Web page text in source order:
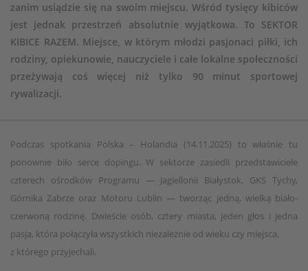
zanim usiądzie się na swoim miejscu. Wśród tysięcy kibiców
jest jednak przestrzeń absolutnie wyjątkowa. To SEKTOR
KIBICE RAZEM. Miejsce, w którym młodzi pasjonaci piłki, ich
rodziny, opiekunowie, nauczyciele i całe lokalne społeczności
przeżywają coś więcej niż tylko 90 minut sportowej
rywalizacji.
Podczas spotkania Polska – Holandia (14.11.2025) to właśnie tu
ponownie biło serce dopingu. W sektorze zasiedli przedstawiciele
czterech ośrodków Programu — Jagiellonii Białystok, GKS Tychy,
Górnika Zabrze oraz Motoru Lublin — tworząc jedną, wielką biało-
czerwoną rodzinę. Dwieście osób, cztery miasta, jeden głos i jedna
pasja, która połączyła wszystkich niezależnie od wieku czy miejsca,
z którego przyjechali.